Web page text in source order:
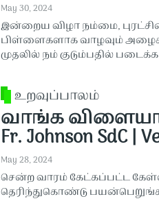
May 30, 2024
இன்றைய விழா நம்மை,
பிள்ளைகளாக வாழவும்
முதலில் நம் குடும்பதில்
உறவுப்பாலம்
வாங்க
Fr. Johnson SdC |
May 28, 2024
சென்ற வாரம் கேட்கப்பட்ட
தெரிந்துகொண்டு